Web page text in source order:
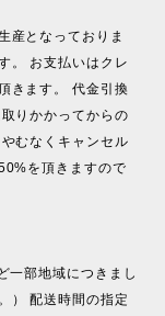
産となっておりま
。 お支払いはクレ
きます。 代金引換
りかかってからの
むなくキャンセル
を頂きますので
一部地域につきまし
） 配送時間の指定